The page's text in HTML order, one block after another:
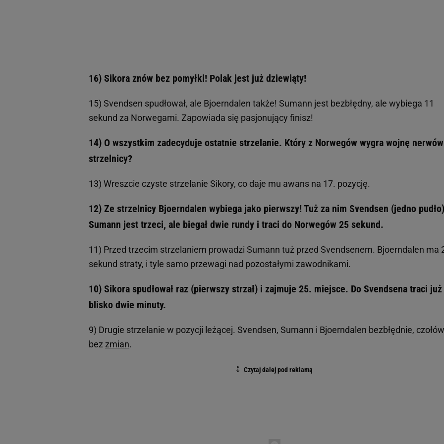
16) Sikora znów bez pomyłki! Polak jest już dziewiąty!
15) Svendsen spudłował, ale Bjoerndalen także! Sumann jest bezbłędny, ale wybiega 11
sekund za Norwegami. Zapowiada się pasjonujący finisz!
14) O wszystkim zadecyduje ostatnie strzelanie. Który z Norwegów wygra wojnę
strzelnicy?
13) Wreszcie czyste strzelanie Sikory, co daje mu awans na 17. pozycję.
12) Ze strzelnicy Bjoerndalen wybiega jako pierwszy! Tuż za nim Svendsen (jedno
Sumann jest trzeci, ale biegał dwie rundy i traci do Norwegów 25 sekund.
11) Przed trzecim strzelaniem prowadzi Sumann tuż przed Svendsenem. Bjoerndalen ma
sekund straty, i tyle samo przewagi nad pozostałymi zawodnikami.
10) Sikora spudłował raz (pierwszy strzał) i zajmuje 25. miejsce. Do Svendsena traci już
blisko dwie minuty.
9) Drugie strzelanie w pozycji leżącej. Svendsen, Sumann i Bjoerndalen bezbłędnie,
bez zmian.